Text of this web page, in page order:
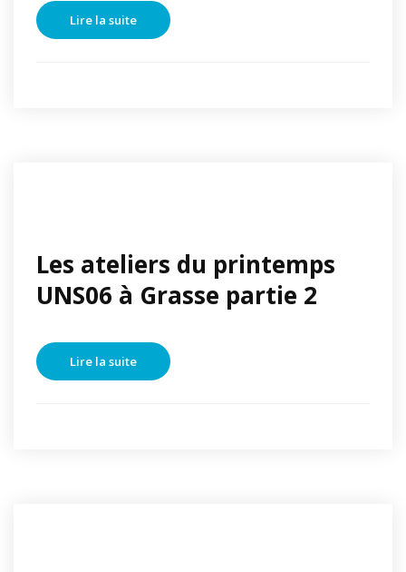
Lire la suite
Les ateliers du printemps
UNS06 à Grasse partie 2
Lire la suite